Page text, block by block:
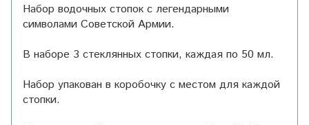
Набор водочных стопок с легендарными
символами Советской Армии.
В наборе 3 стеклянных стопки, каждая по 50 мл.
Набор упакован в коробочку с местом для каждой
стопки.